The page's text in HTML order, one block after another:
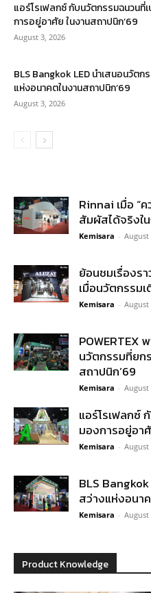
แอร์โรเฟลกซ์ กับนวัตกรรมฉนวนที่
การอยู่อาศัย ในงานสถาปนิก’69
August 3, 2026
BLS Bangkok LED นำเสนอนวัต
แห่งอนาคตในงานสถาปนิก’69
August 3, 2026
Rinnai เมื่อ “
สัมผัสได้จริงใ
Kemisara - August
ย้อนชมเรื่องร
เมื่อนวัตกรรม
Kemisara - August
POWERTEX
นวัตกรรมที่ยก
สถาปนิก’69
Kemisara - August
แอร์โรเฟลกซ์
มองการอยู่อา
Kemisara - August
BLS
สว่างแห่งอนา
Kemisara - August
Product Knowledge